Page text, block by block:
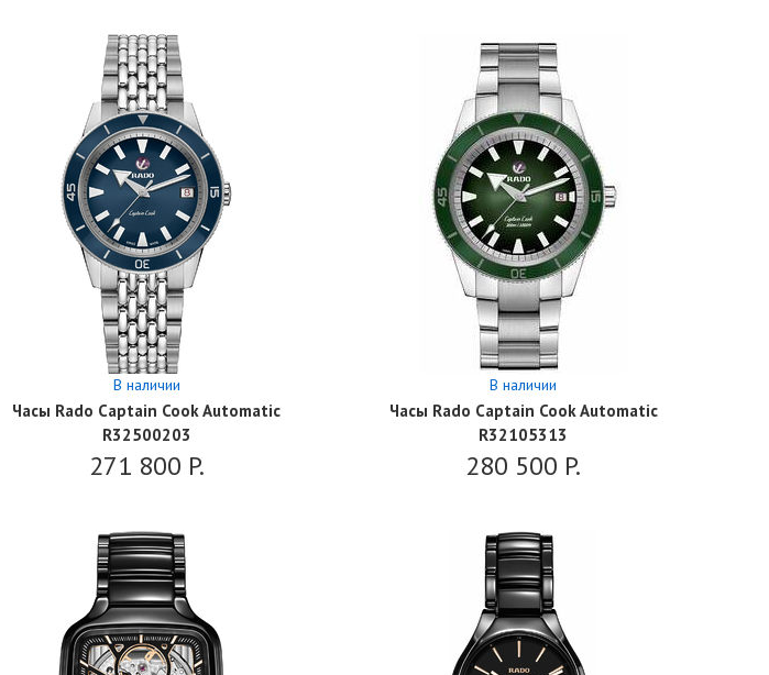
В наличии
Часы Rado Captain Cook Automatic
R32500203
271 800 P.
В наличии
Часы Rado Captain Cook Automatic
R32105313
280 500 P.